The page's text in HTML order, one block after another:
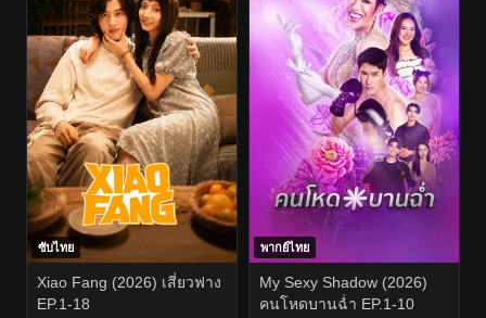
ซับไทย
Xiao Fang (2026) เสี่ยวฟาง
EP.1-18
พากย์ไทย
My Sexy Shadow (2026)
คนโหดบานฉ่ำ EP.1-10